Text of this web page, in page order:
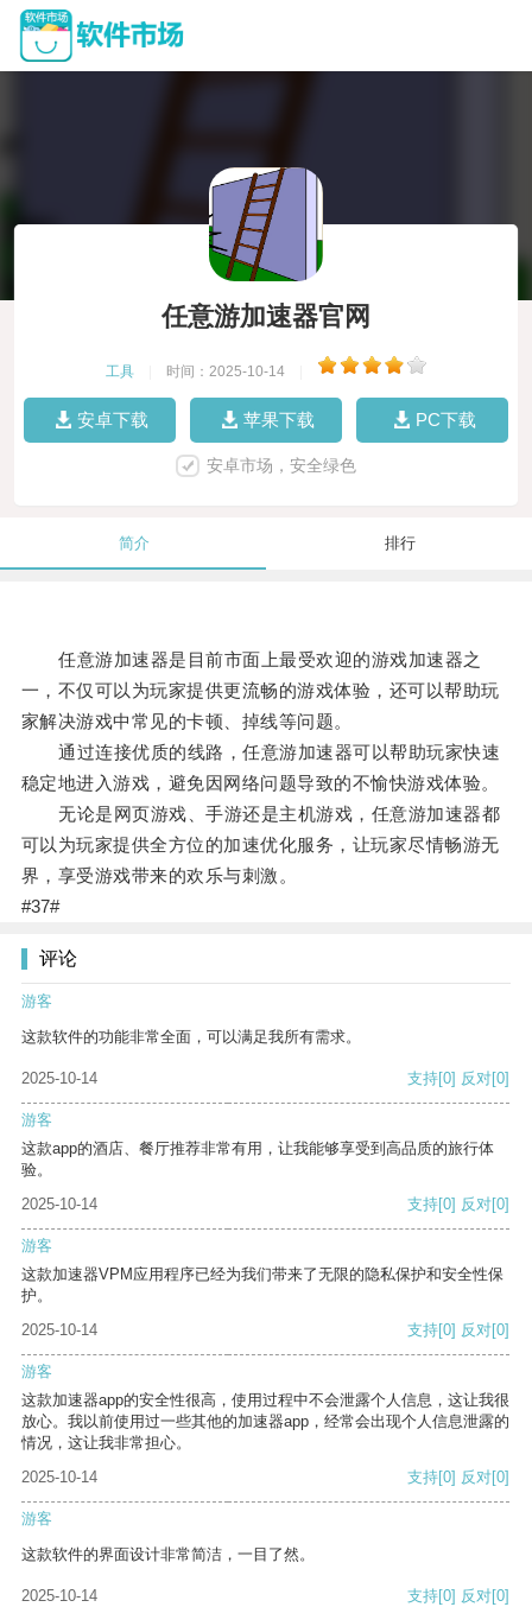
任意游加速器官网
工具 时间：2025-10-14
安卓下载 苹果下载 PC下载
安卓市场，安全绿色
简介 排行
任意游加速器是目前市面上最受欢迎的游戏加速器之
一，不仅可以为玩家提供更流畅的游戏体验，还可以帮助玩
家解决游戏中常见的卡顿、掉线等问题。
通过连接优质的线路，任意游加速器可以帮助玩家快速
稳定地进入游戏，避免因网络问题导致的不愉快游戏体验。
无论是网页游戏、手游还是主机游戏，任意游加速器都
可以为玩家提供全方位的加速优化服务，让玩家尽情畅游无
界，享受游戏带来的欢乐与刺激。
#37#
评论
游客
这款软件的功能非常全面，可以满足我所有需求。
2025-10-14 支持[0] 反对[0]
游客
这款app的酒店、餐厅推荐非常有用，让我能够享受到高品质的旅行体
验。
2025-10-14
支持[0] 反对[0]
游客
这款加速器VPM应用程序已经为我们带来了无限的隐私保护和安全性保
护。
2025-10-14
支持[0] 反对[0]
游客
这款加速器app的安全性很高，使用过程中不会泄露个人信息，这让我很
放心。我以前使用过一些其他的加速器app，经常会出现个人信息泄露的
情况，这让我非常担心。
2025-10-14
支持[0] 反对[0]
游客
这款软件的界面设计非常简洁，一目了然。
2025-10-14 支持[0] 反对[0]